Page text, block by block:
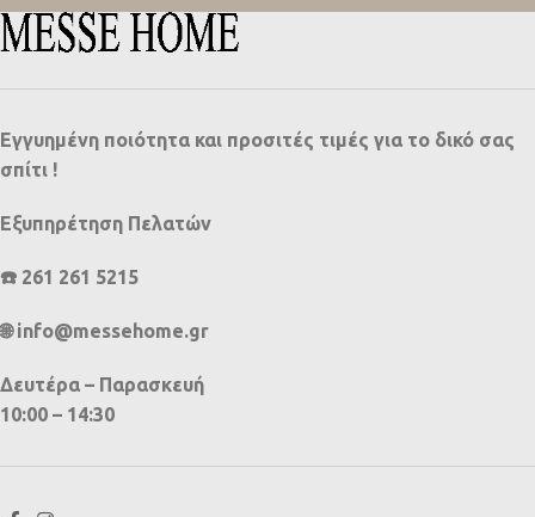
Εγγυημένη ποιότητα και προσιτές τιμές για το δικό σας
σπίτι !
Εξυπηρέτηση Πελατών
☎️ 261 261 5215
🌐 info@messehome.gr
Δευτέρα – Παρασκευή
10:00 – 14:30